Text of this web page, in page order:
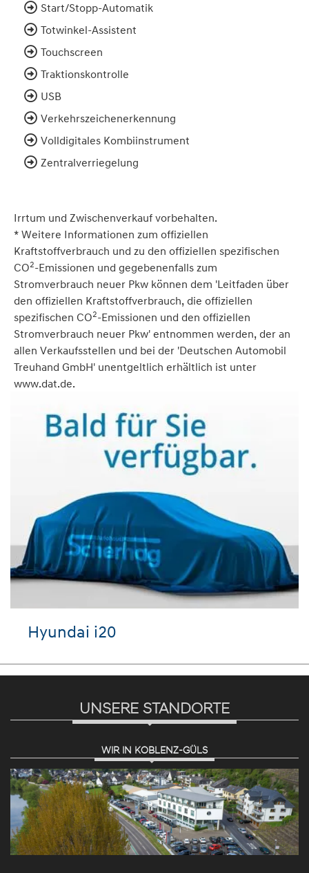
Start/Stopp-Automatik
Totwinkel-Assistent
Touchscreen
Traktionskontrolle
USB
Verkehrszeichenerkennung
Volldigitales Kombiinstrument
Zentralverriegelung
Irrtum und Zwischenverkauf vorbehalten.
* Weitere Informationen zum offiziellen
Kraftstoffverbrauch und zu den offiziellen spezifischen
CO2-Emissionen und gegebenenfalls zum
Stromverbrauch neuer Pkw können dem 'Leitfaden über
den offiziellen Kraftstoffverbrauch, die offiziellen
spezifischen CO2-Emissionen und den offiziellen
Stromverbrauch neuer Pkw' entnommen werden, der an
allen Verkaufsstellen und bei der 'Deutschen Automobil
Treuhand GmbH' unentgeltlich erhältlich ist unter
www.dat.de.
Hyundai i20
UNSERE STANDORTE
WIR IN KOBLENZ-GÜLS